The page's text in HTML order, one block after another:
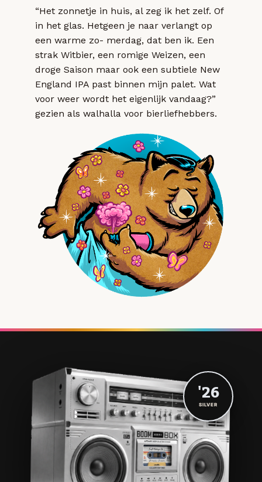
“Het zonnetje in huis, al zeg ik het zelf. Of
in het glas. Hetgeen je naar verlangt op
een warme zo- merdag, dat ben ik. Een
strak Witbier, een romige Weizen, een
droge Saison maar ook een subtiele New
England IPA past binnen mijn palet. Wat
voor weer wordt het eigenlijk vandaag?”
gezien als walhalla voor bierliefhebbers.
'26
SILVER